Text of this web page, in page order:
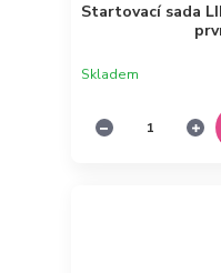
Startovací sada
Skladem